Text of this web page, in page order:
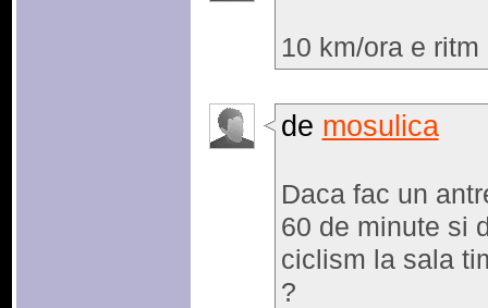
10 km/ora e ritm
de mosulica
Daca fac un
60 de minute si
ciclism la sala
?